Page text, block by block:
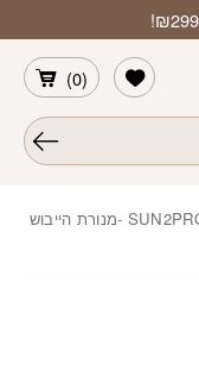
(
0
)
הרשימה שלי
/ SUN2PRO -מנורת הייבוש